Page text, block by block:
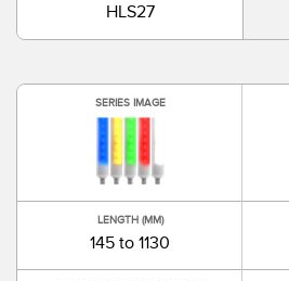
HLS27
SERIES IMAGE
LENGTH (MM)
145 to 1130